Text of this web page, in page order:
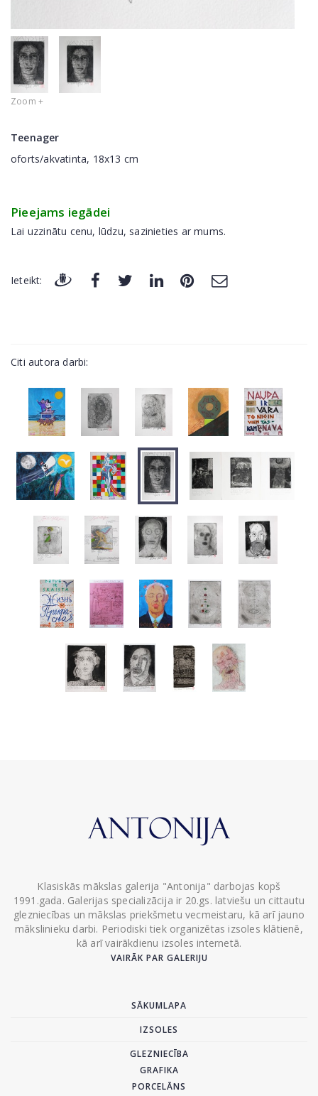
Zoom +
Teenager
oforts/akvatinta, 18x13 cm
Pieejams iegādei
Lai uzzinātu cenu, lūdzu, sazinieties ar mums.
Ieteikt:
Citi autora darbi:
Klasiskās mākslas galerija "Antonija" darbojas kopš
1991.gada. Galerijas specializācija ir 20.gs. latviešu un cittautu
glezniecības un mākslas priekšmetu vecmeistaru, kā arī jauno
mākslinieku darbi. Periodiski tiek organizētas izsoles klātienē,
kā arī vairākdienu izsoles internetā.
VAIRĀK PAR GALERIJU
SĀKUMLAPA
IZSOLES
GLEZNIECĪBA
GRAFIKA
PORCELĀNS